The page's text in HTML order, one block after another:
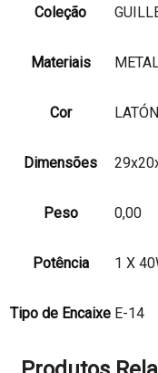
Coleção
Materiais
Cor
Dimensões
Peso 0,00
Potência 1 X
Tipo de Encaixe E-14